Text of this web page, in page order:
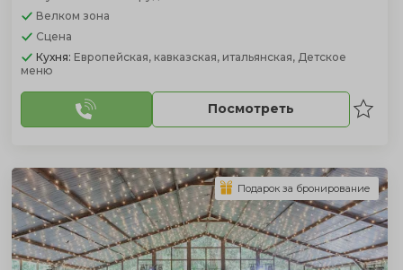
Велком зона
Сцена
Кухня: Европейская, кавказская, итальянская, Детское
меню
Посмотреть
Подарок за бронирование